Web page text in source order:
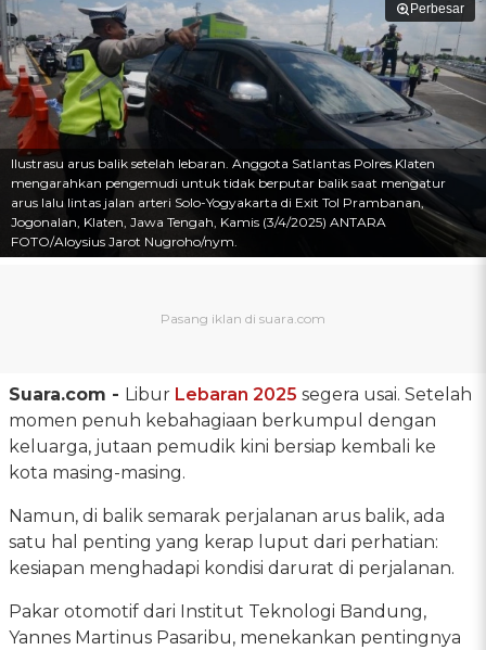
Perbesar
Ilustrasu arus balik setelah lebaran. Anggota Satlantas Polres Klaten
mengarahkan pengemudi untuk tidak berputar balik saat mengatur
arus lalu lintas jalan arteri Solo-Yogyakarta di Exit Tol Prambanan,
Jogonalan, Klaten, Jawa Tengah, Kamis (3/4/2025) ANTARA
FOTO/Aloysius Jarot Nugroho/nym.
Suara.com - Libur Lebaran 2025 segera usai. Setelah
momen penuh kebahagiaan berkumpul dengan
keluarga, jutaan pemudik kini bersiap kembali ke
kota masing-masing.
Namun, di balik semarak perjalanan arus balik, ada
satu hal penting yang kerap luput dari perhatian:
kesiapan menghadapi kondisi darurat di perjalanan.
Pakar otomotif dari Institut Teknologi Bandung,
Yannes Martinus Pasaribu, menekankan pentingnya